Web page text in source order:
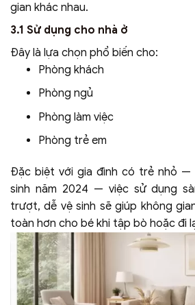
gian khác nhau.
3.1 Sử dụng cho nhà ở
Đây là lựa chọn phổ biến cho:
Phòng khách
Phòng ngủ
Phòng làm việc
Phòng trẻ em
Đặc biệt với gia đình có trẻ nhỏ —
sinh năm 2024 — việc sử dụng
trượt, dễ vệ sinh sẽ giúp không
toàn hơn cho bé khi tập bò hoặc đi